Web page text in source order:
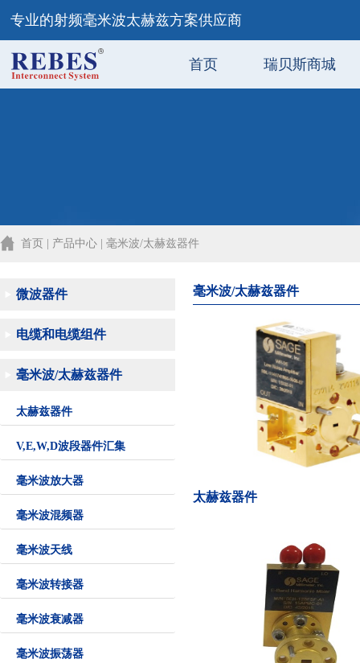
专业的射频毫米波太赫兹方案供应商
首页 瑞贝斯商城
首页 | 产品中心 | 毫米波/太赫兹器件
微波器件
电缆和电缆组件
毫米波/太赫兹器件
太赫兹器件
V,E,W,D波段器件汇集
毫米波放大器
毫米波混频器
毫米波天线
毫米波转接器
毫米波衰减器
毫米波振荡器
毫米波/太赫兹器件
太赫兹器件